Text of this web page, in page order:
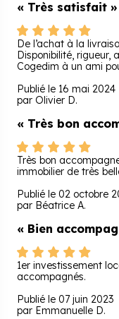
« Très satisfait »
De l’achat à la
Disponibilité, rigueur,
Cogedim à un ami
Publié le 16 mai 2024
par Olivier D.
« Très bon
Très bon
immobilier de très
Publié le 02 octobre
par Béatrice A.
« Bien
1er investissement
accompagnés.
Publié le 07 juin 2023
par Emmanuelle D.